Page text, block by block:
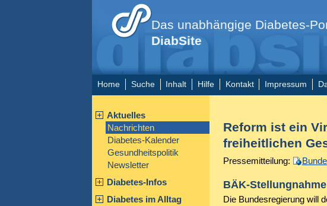
Das unabhängige Diabetes-
DiabSite
Home Suche Inhalt Hilfe Kontakt Impressum
Aktuelles
Nachrichten
Diabetes-Kalender
Gesundheitspolitik
Newsletter
Diabetes-Infos
Diabetes im Alltag
Reform ist ein
freiheitlichen
Pressemitteilung:
BÄK-
Die Bundesregierung will